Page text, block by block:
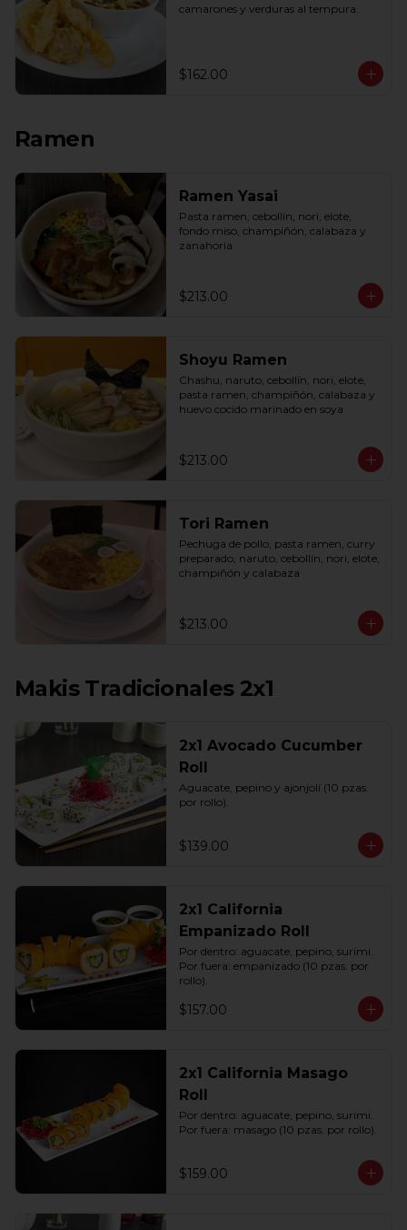
camarones y verduras al tempura.
$162.00
Ramen
Ramen Yasai
Pasta ramen, cebollín, nori, elote,
fondo miso, champiñón, calabaza y
zanahoria
$213.00
Shoyu Ramen
Chashu, naruto, cebollín, nori, elote,
pasta ramen, champiñón, calabaza y
huevo cocido marinado en soya
$213.00
Tori Ramen
Pechuga de pollo, pasta ramen, curry
preparado, naruto, cebollín, nori, elote,
champiñón y calabaza
$213.00
Makis Tradicionales 2x1
2x1 Avocado Cucumber
Roll
Aguacate, pepino y ajonjolí (10 pzas.
por rollo).
$139.00
2x1 California
Empanizado Roll
Por dentro: aguacate, pepino, surimi.
Por fuera: empanizado (10 pzas. por
rollo).
$157.00
2x1 California Masago
Roll
Por dentro: aguacate, pepino, surimi.
Por fuera: masago (10 pzas. por rollo).
$159.00